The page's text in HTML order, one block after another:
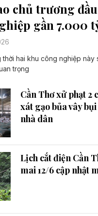
chủ trương
gần 7.000
thời hai khu công nghiệp này
trọng
Cần Thơ xử phạt 2
xát gạo bủa vây
nhà dân
Lịch cắt điện Cần
mai 12/6 cập nhật